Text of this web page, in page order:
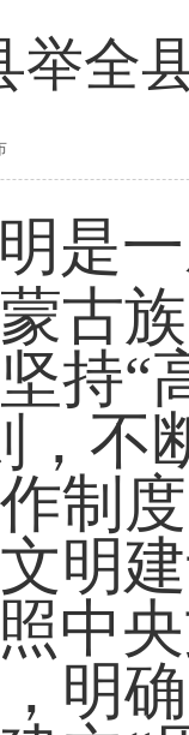
举全
是
古
持“
，不
制
明
中
明